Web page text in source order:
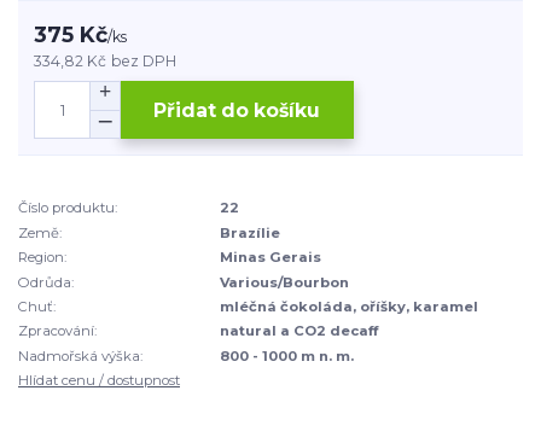
375 Kč/ks
334,82 Kč bez DPH
Přidat do košíku
Číslo produktu:
22
Země:
Brazílie
Region:
Minas Gerais
Odrůda:
Various/Bourbon
Chuť:
mléčná čokoláda, oříšky, karamel
Zpracování:
natural a CO2 decaff
Nadmořská výška:
800 - 1000 m n. m.
Hlídat cenu / dostupnost